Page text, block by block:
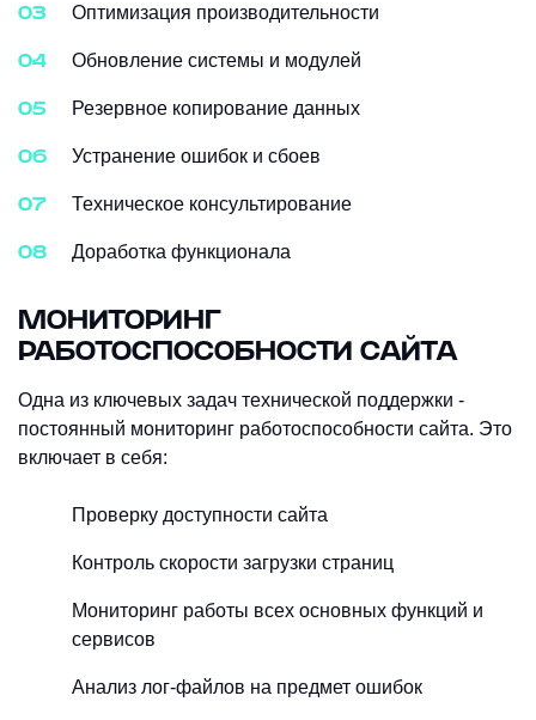
Оптимизация производительности
Обновление системы и модулей
Резервное копирование данных
Устранение ошибок и сбоев
Техническое консультирование
Доработка функционала
МОНИТОРИНГ
РАБОТОСПОСОБНОСТИ САЙТА
Одна из ключевых задач технической поддержки -
постоянный мониторинг работоспособности сайта. Это
включает в себя:
Проверку доступности сайта
Контроль скорости загрузки страниц
Мониторинг работы всех основных функций и
сервисов
Анализ лог-файлов на предмет ошибок